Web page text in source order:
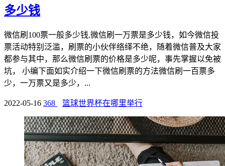
多少钱
微信刷100票一般多少钱,微信刷一万票是多少钱，如今微信投
票活动特别泛滥，刷票的小伙伴络绎不绝，随着微信普及大家
都参与其中，那么微信刷票的价格是多少呢，事先掌握以免被
坑， 小编下面如实介绍一下微信刷票的方法微信刷一百票多
少，一万票又是多少，...
2022-05-16 368 篮球世界杯在哪里举行